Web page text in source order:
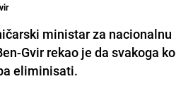
ministar za nacionalnu
Gvir rekao je da svakoga ko
eliminisati.